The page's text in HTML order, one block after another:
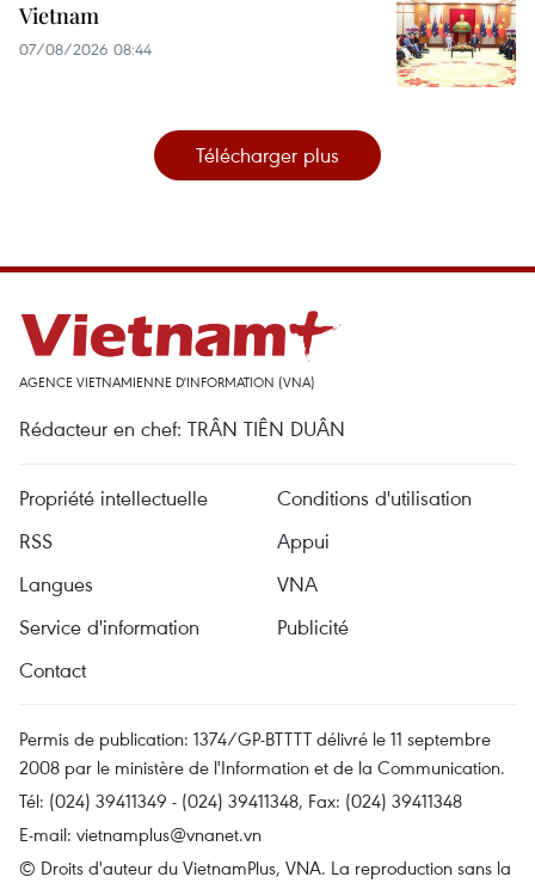
Vietnam
07/08/2026 08:44
Télécharger plus
AGENCE VIETNAMIENNE D'INFORMATION (VNA)
Rédacteur en chef: TRÂN TIÊN DUÂN
Propriété intellectuelle
Conditions d'utilisation
RSS
Appui
Langues
VNA
Service d'information
Publicité
Contact
Permis de publication: 1374/GP-BTTTT délivré le 11 septembre
2008 par le ministère de l'Information et de la Communication.
Tél: (024) 39411349 - (024) 39411348, Fax: (024) 39411348
E-mail: vietnamplus@vnanet.vn
© Droits d'auteur du VietnamPlus, VNA. La reproduction sans la